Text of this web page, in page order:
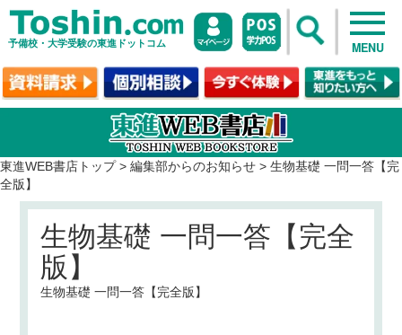
予備校・大学受験の東進ドットコム MENU
東進WEB書店トップ> 編集部からのお知らせ > 生物基礎 一問一答【完
全版】
生物基礎 一問一答【完全
版】
生物基礎 一問一答【完全版】